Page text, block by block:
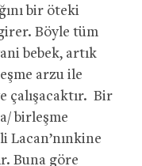
bir öteki
Böyle tüm
bebek, artık
arzu ile
çalışacaktır. Bir
birleşme
Lacan’nınkine
Buna göre